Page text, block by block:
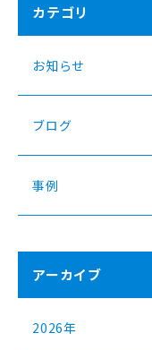
カテゴリ
お知らせ
ブログ
事例
アーカイブ
2026年